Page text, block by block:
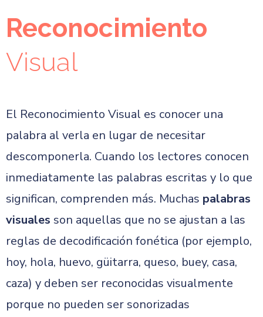
Reconocimiento
Visual
El Reconocimiento Visual es conocer una
palabra al verla en lugar de necesitar
descomponerla. Cuando los lectores conocen
inmediatamente las palabras escritas y lo que
significan, comprenden más. Muchas palabras
visuales son aquellas que no se ajustan a las
reglas de decodificación fonética (por ejemplo,
hoy, hola, huevo, güitarra, queso, buey, casa,
caza) y deben ser reconocidas visualmente
porque no pueden ser sonorizadas